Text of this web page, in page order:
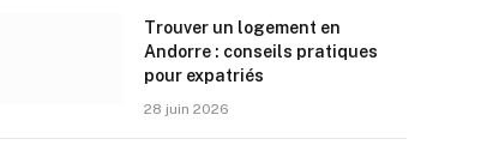
Trouver un logement en
Andorre : conseils pratiques
pour expatriés
28 juin 2026